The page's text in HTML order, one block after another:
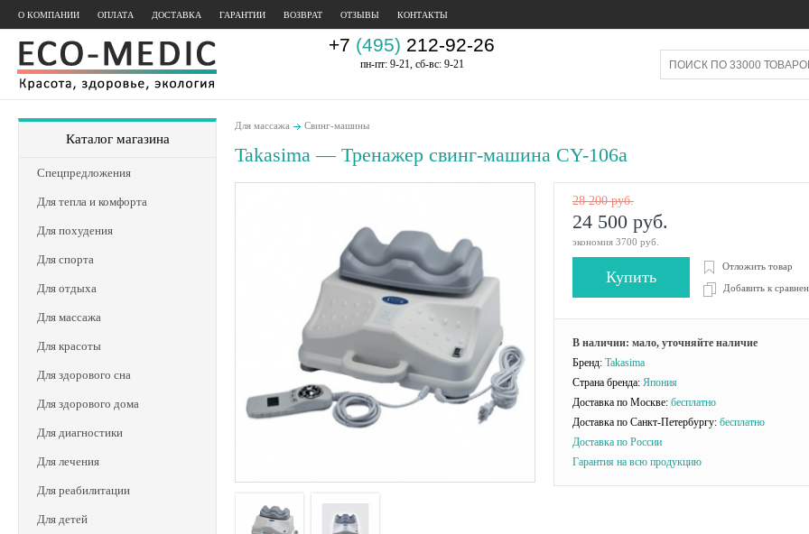
О КОМПАНИИ ОПЛАТА ДОСТАВКА ГАРАНТИИ ВОЗВРАТ ОТЗЫВЫ КОНТАКТЫ
+7 (495) 212-92-26
пн-пт: 9-21, сб-вс: 9-21
Каталог магазина
Спецпредложения
Для тепла и комфорта
Для похудения
Для спорта
Для отдыха
Для массажа
Для красоты
Для здорового сна
Для здорового дома
Для диагностики
Для лечения
Для реабилитации
Для детей
Для массажа Свинг-машины
Takasima — Тренажер свинг-машина CY-106a
24 500 руб.
28 200 руб.
экономия 3700 руб.
Купить
Отложить товар
Добавить к
В наличии: мало, уточняйте наличие
Бренд: Takasima
Страна бренда: Япония
Доставка по Москве: бесплатно
Доставка по Санкт-Петербургу: бесплатно
Доставка по России
Гарантия на всю продукцию